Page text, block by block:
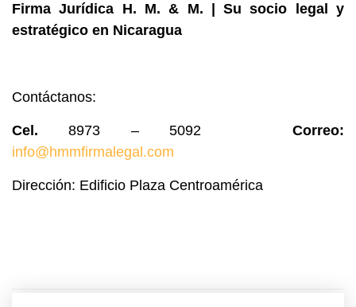
Firma Jurídica H. M. & M. | Su socio legal y
estratégico en Nicaragua
Contáctanos:
Cel. 8973 – 5092 Correo:
info@hmmfirmalegal.com
Dirección: Edificio Plaza Centroamérica